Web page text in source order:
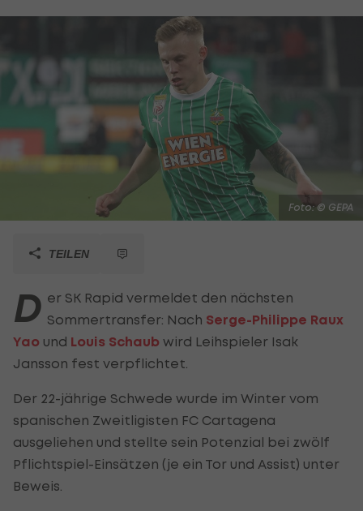
Foto: © GEPA
TEILEN
D er SK Rapid vermeldet den nächsten
Sommertransfer: Nach Serge-Philippe Raux
Yao und Louis Schaub wird Leihspieler Isak
Jansson fest verpflichtet.
Der 22-jährige Schwede wurde im Winter vom
spanischen Zweitligisten FC Cartagena
ausgeliehen und stellte sein Potenzial bei zwölf
Pflichtspiel-Einsätzen (je ein Tor und Assist) unter
Beweis.